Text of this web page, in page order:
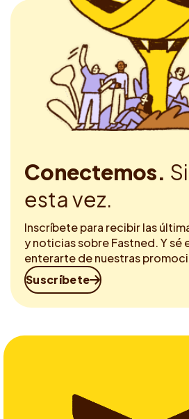
Conectemos.
esta vez.
Inscríbete para recibir las
y noticias sobre Fastned. Y sé
enterarte de nuestras
Suscríbete